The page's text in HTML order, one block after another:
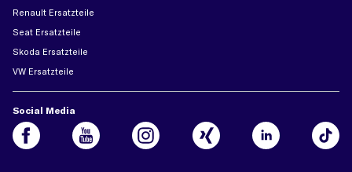
Renault Ersatzteile
Seat Ersatzteile
Skoda Ersatzteile
VW Ersatzteile
Social Media